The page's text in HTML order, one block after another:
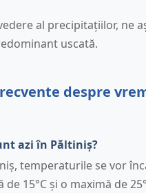
al precipitațiilor, ne
uscată.
despre
azi în Păltiniș?
temperaturile se vor
15°C și o maximă de